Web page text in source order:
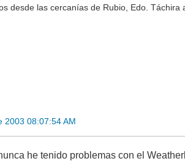
desde las cercanías de Rubio, Edo.
2003 08:07:54 AM
he tenido problemas con el